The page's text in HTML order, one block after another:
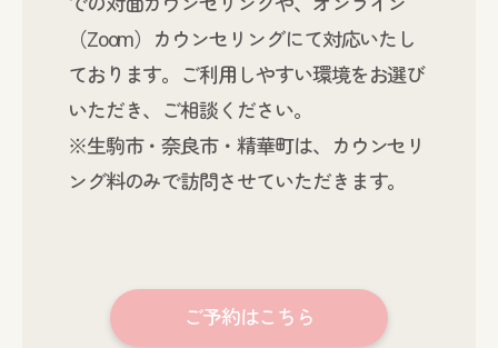
（Zoom）カウンセリングにて対応いたし
ております。ご利用しやすい環境をお選び
いただき、ご相談ください。
※生駒市・奈良市・精華町は、カウンセリ
ング料のみで訪問させていただきます。
ご予約はこちら